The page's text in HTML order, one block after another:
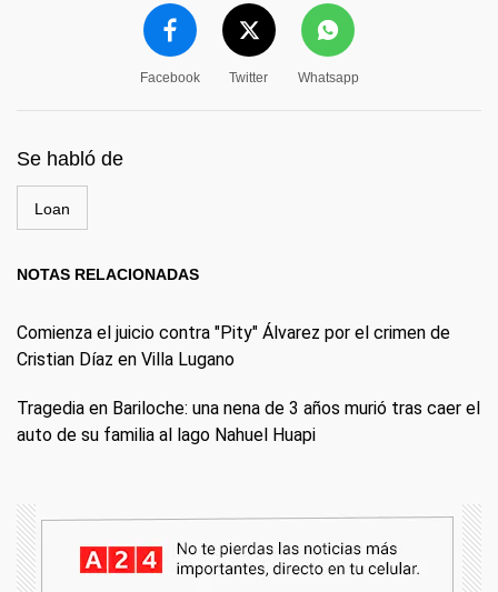
Facebook Twitter Whatsapp
Se habló de
Loan
NOTAS RELACIONADAS
Comienza el juicio contra "Pity" Álvarez por el crimen de
Cristian Díaz en Villa Lugano
Tragedia en Bariloche: una nena de 3 años murió tras caer el
auto de su familia al lago Nahuel Huapi